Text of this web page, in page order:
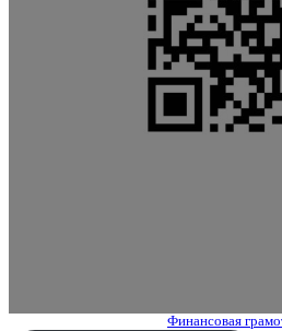
Финансовая